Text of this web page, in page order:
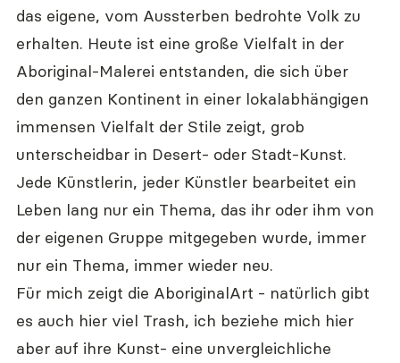
das eigene, vom Aussterben bedrohte Volk zu
erhalten. Heute ist eine große Vielfalt in der
Aboriginal-Malerei entstanden, die sich über
den ganzen Kontinent in einer lokalabhängigen
immensen Vielfalt der Stile zeigt, grob
unterscheidbar in Desert- oder Stadt-Kunst.
Jede Künstlerin, jeder Künstler bearbeitet ein
Leben lang nur ein Thema, das ihr oder ihm von
der eigenen Gruppe mitgegeben wurde, immer
nur ein Thema, immer wieder neu.
Für mich zeigt die AboriginalArt - natürlich gibt
es auch hier viel Trash, ich beziehe mich hier
aber auf ihre Kunst- eine unvergleichliche